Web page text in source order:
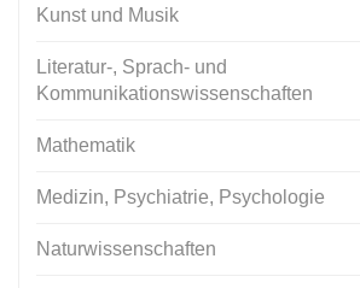
Kunst und Musik
Literatur-, Sprach- und
Kommunikationswissenschaften
Mathematik
Medizin, Psychiatrie, Psychologie
Naturwissenschaften